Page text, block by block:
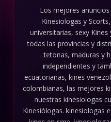
Los mejores
Kinesiologas y
universitarias, sexy
todas las provincias y
tetonas, maduras y
independientes y
ecuatorianas, kines
colombianas, las mejores
nuestras kinesiologas
Kinesiólogas. kinesiologas